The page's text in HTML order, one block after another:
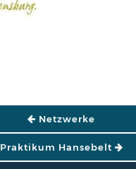
Netzwerke
Praktikum Hansebelt